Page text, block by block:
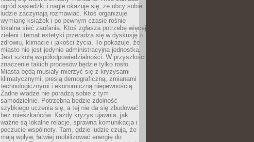
ogród sąsiedzki i nagle okazuje się, że obcy sobie
ludzie zaczynają rozmawiać. Ktoś organizuje
wymianę książek i po pewnym czasie rośnie
lokalna sieć zaufania. Ktoś zgłasza potrzebę więcej
zieleni i temat estetyki przeradza się w dyskusję o
zdrowiu, klimacie i jakości życia. To pokazuje, że
miasto nie jest jedynie administracyjną jednostką.
Jest szkołą współodpowiedzialności. W przyszłości
znaczenie takich procesów będzie tylko rosło.
Miasta będą musiały mierzyć się z kryzysami
klimatycznymi, presją demograficzną, zmianami
technologicznymi i ekonomiczną niepewnością.
Żadne władze nie poradzą sobie z tym
samodzielnie. Potrzebna będzie zdolność
szybkiego uczenia się, a tej nie da się zbudować
bez mieszkańców. Każdy kryzys ujawnia, jak
ważne są lokalne relacje, sprawna komunikacja i
poczucie wspólnoty. Tam, gdzie ludzie czują, że
mają wpływ, łatwiej mobilizować energię do